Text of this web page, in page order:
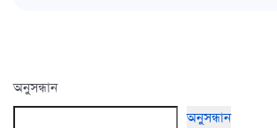
অনুসন্ধান
অনুসন্ধান